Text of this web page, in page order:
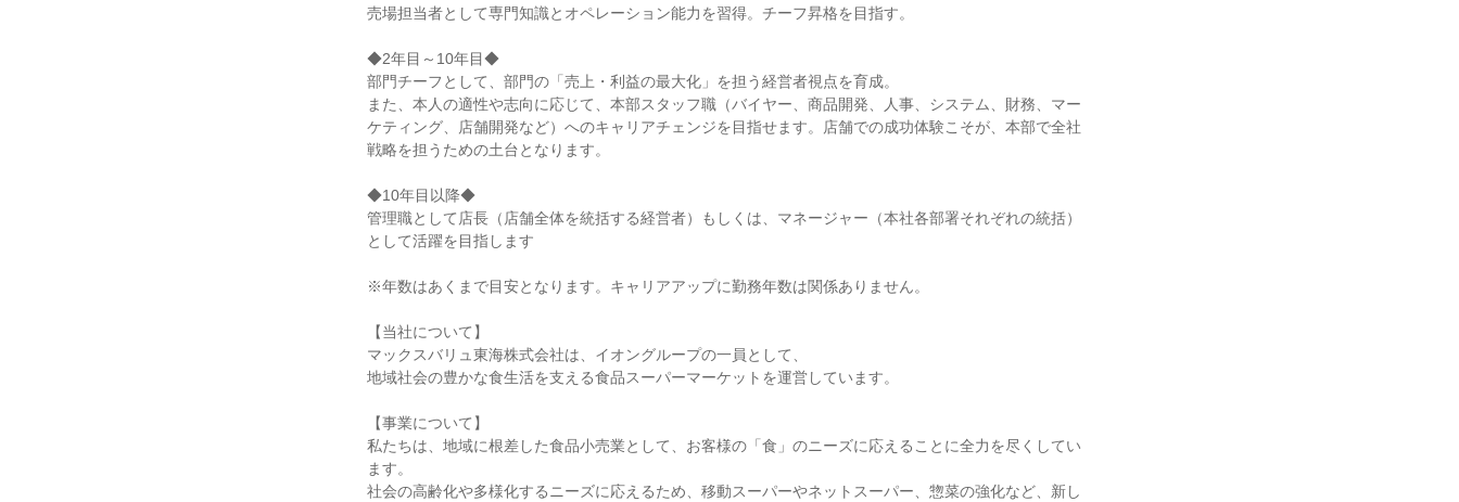
売場担当者として専門知識とオペレーション能力を習得。チーフ昇格を目指す。
◆2年目～10年目◆
部門チーフとして、部門の「売上・利益の最大化」を担う経営者視点を育成。
また、本人の適性や志向に応じて、本部スタッフ職（バイヤー、商品開発、人事、システム、財務、マー
ケティング、店舗開発など）へのキャリアチェンジを目指せます。店舗での成功体験こそが、本部で全社
戦略を担うための土台となります。
◆10年目以降◆
管理職として店長（店舗全体を統括する経営者）もしくは、マネージャー（本社各部署それぞれの統括）
として活躍を目指します
※年数はあくまで目安となります。キャリアアップに勤務年数は関係ありません。
【当社について】
マックスバリュ東海株式会社は、イオングループの一員として、
地域社会の豊かな食生活を支える食品スーパーマーケットを運営しています。
【事業について】
私たちは、地域に根差した食品小売業として、お客様の「食」のニーズに応えることに全力を尽くしてい
ます。
社会の高齢化や多様化するニーズに応えるため、移動スーパーやネットスーパー、惣菜の強化など、新し